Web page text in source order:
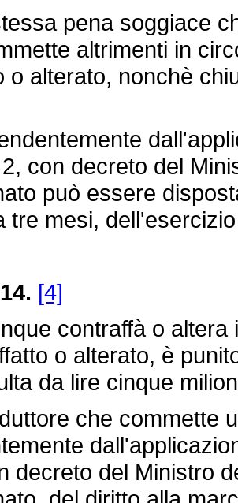
pena soggiace
altrimenti in
o alterato, nonchè
con decreto del
può essere
tre mesi,
[4]
contraffà o altera
o alterato, è
da lire cinque
che commette
decreto del Ministro